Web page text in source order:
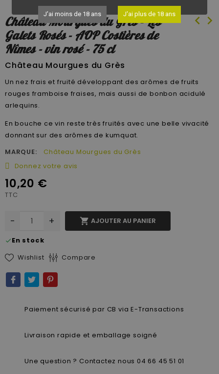
J'ai moins de 18 ans J'ai plus de 18 ans
Château Mourgues du Grès - Les
Galets Rosés - AOP Costières de
Nîmes - vin rosé - 75 cl
chevron_left chevron_right
Château Mourgues du Grès
Un nez frais et fruité développant des arômes de fruits
rouges framboise fraises, mais aussi de bonbon acidulé
arlequins.
En bouche ce vin reste très fruités avec une belle vivacité
donnant sur des arômes de kumquat.
MARQUE:
Château Mourgues du Grès
Donnez votre avis
10,20 €
TTC
- +  AJOUTER AU PANIER
check En stock
Wishlist
Compare
Paiement sécurisé par CB via E-Transactions
Livraison rapide et emballage soigné
Une question ? Contactez nous 04 66 45 51 01